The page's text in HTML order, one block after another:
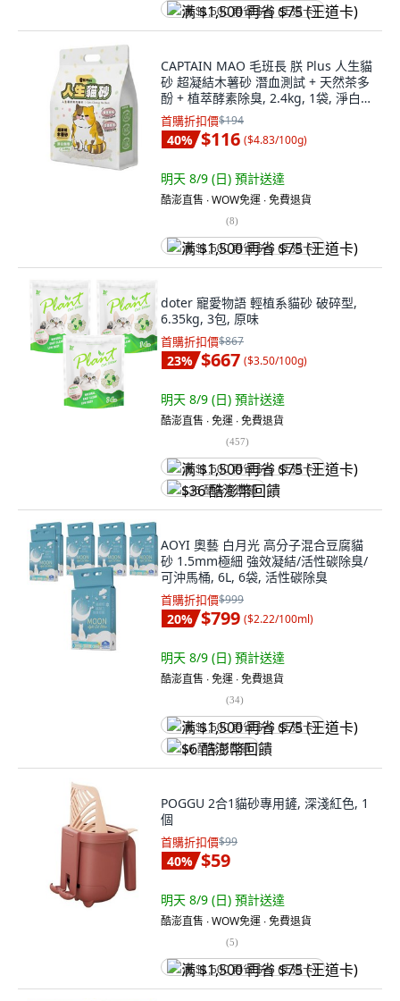
满 $1,500 再省 $75 (王道卡)
CAPTAIN MAO 毛班長 朕 Plus 人生貓
砂 超凝結木薯砂 潛血測試 + 天然茶多
酚 + 植萃酵素除臭, 2.4kg, 1袋, 淨白無
香
首購折扣價$194
40% $116 ($4.83/100g)
明天 8/9 (日) 預計送達
酷澎直售 ∙ WOW免運 ∙ 免費退貨
(8)
满 $1,500 再省 $75 (王道卡)
doter 寵愛物語 輕植系貓砂 破碎型,
6.35kg, 3包, 原味
首購折扣價$867
23% $667 ($3.50/100g)
明天 8/9 (日) 預計送達
酷澎直售 ∙ 免運 ∙ 免費退貨
(457)
满 $1,500 再省 $75 (王道卡)
$36 酷澎幣回饋
AOYI 奧藝 白月光 高分子混合豆腐貓
砂 1.5mm極細 強效凝結/活性碳除臭/
可沖馬桶, 6L, 6袋, 活性碳除臭
首購折扣價$999
20% $799 ($2.22/100ml)
明天 8/9 (日) 預計送達
酷澎直售 ∙ 免運 ∙ 免費退貨
(34)
满 $1,500 再省 $75 (王道卡)
$6 酷澎幣回饋
POGGU 2合1貓砂專用鏟, 深淺紅色, 1
個
首購折扣價$99
40% $59
明天 8/9 (日) 預計送達
酷澎直售 ∙ WOW免運 ∙ 免費退貨
(5)
满 $1,500 再省 $75 (王道卡)